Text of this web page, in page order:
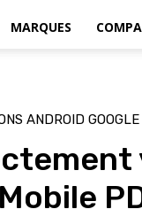
MARQUES
ANDROID